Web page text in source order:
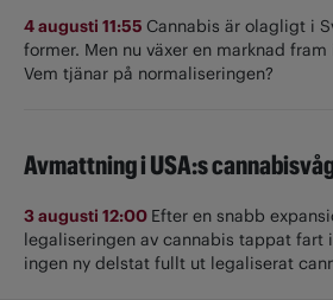
4 augusti 11:55 Cannabis är olagligt i
former. Men nu växer en marknad
Vem tjänar på normaliseringen?
Avmattning i USA:s
3 augusti 12:00 Efter en snabb
legaliseringen av cannabis tappat fart
ingen ny delstat fullt ut ­legaliserat